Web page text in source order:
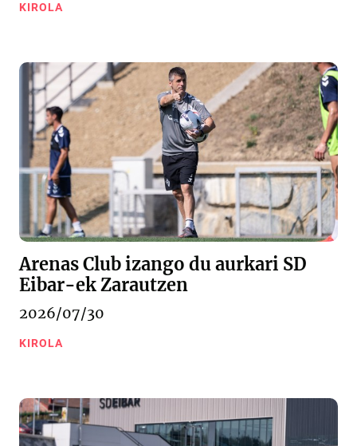
KIROLA
Arenas Club izango du aurkari SD
Eibar-ek Zarautzen
2026/07/30
KIROLA